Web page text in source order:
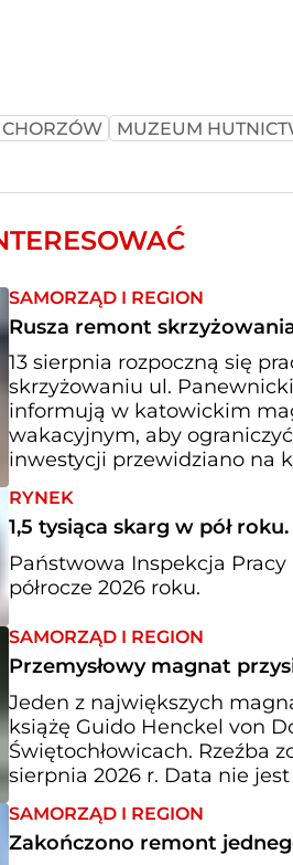
CHORZÓW MUZEUM
SAMORZĄD I REGION
Rusza remont
13 sierpnia rozpoczną się
skrzyżowaniu ul.
informują w katowickim
wakacyjnym, aby
inwestycji przewidziano na
RYNEK
1,5 tysiąca skarg w pół
Państwowa Inspekcja
półrocze 2026 roku.
SAMORZĄD I REGION
Przemysłowy magnat
Jeden z największych
książę Guido Henckel von
Świętochłowicach. Rzeźba
sierpnia 2026 r. Data nie
SAMORZĄD I REGION
Zakończono remont